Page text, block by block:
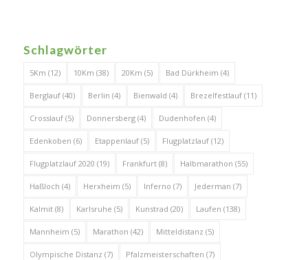
Schlagwörter
5Km (12) 10Km (38) 20Km (5) Bad Dürkheim (4)
Berglauf(40) Berlin (4) Bienwald (4) Brezelfestlauf(11)
Crosslauf(5) Donnersberg(4) Dudenhofen (4)
Edenkoben (6) Etappenlauf(5) Flugplatzlauf(12)
Flugplatzlauf 2020 (19) Frankfurt(8) Halbmarathon (55)
Haßloch (4) Herxheim (5) Inferno (7) Jederman (7)
Kalmit(8) Karlsruhe (5) Kunstrad (20) Laufen (138)
Mannheim (5) Marathon (42) Mitteldistanz (5)
Olympische Distanz (7) Pfalzmeisterschaften (7)